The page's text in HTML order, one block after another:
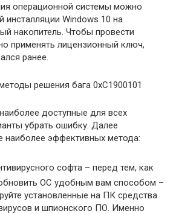
операционной системы можно
инсталляции Windows 10 на
накопитель. Чтобы провести
применять лицензионный ключ,
ранее.
решения бага 0xC1900101
доступные для всех
убрать ошибку. Далее
наиболее эффективных метода:
софта – перед тем, как
OC удобным вам способом –
установленные на ПК средства
и шпионского ПО. Именно